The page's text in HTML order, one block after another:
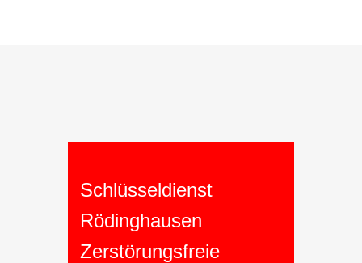
Schlüsseldienst
Rödinghausen
Zerstörungsfreie